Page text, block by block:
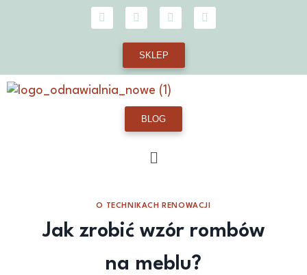
SKLEP
BLOG
O TECHNIKACH RENOWACJI
Jak zrobić wzór rombów
na meblu?